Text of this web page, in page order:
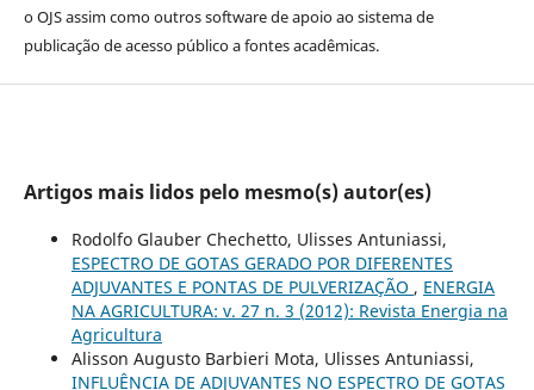
o OJS assim como outros software de apoio ao sistema de
publicação de acesso público a fontes acadêmicas.
Artigos mais lidos pelo mesmo(s) autor(es)
Rodolfo Glauber Chechetto, Ulisses Antuniassi,
ESPECTRO DE GOTAS GERADO POR DIFERENTES
ADJUVANTES E PONTAS DE PULVERIZAÇÃO , ENERGIA
NA AGRICULTURA: v. 27 n. 3 (2012): Revista Energia na
Agricultura
Alisson Augusto Barbieri Mota, Ulisses Antuniassi,
INFLUÊNCIA DE ADJUVANTES NO ESPECTRO DE GOTAS